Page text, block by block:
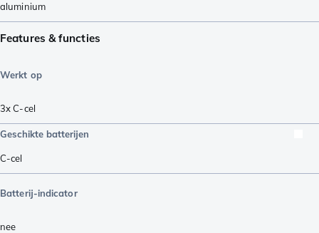
aluminium
Features & functies
Werkt op
3x C-cel
Geschikte batterijen
C-cel
Batterij-indicator
nee